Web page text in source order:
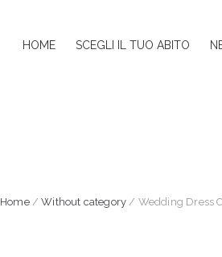
HOME SCEGLI IL TUO ABITO
Home/Without category / Wedding Dress